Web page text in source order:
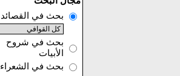
بحث في القصائد
بحث في شروح
الأبيات
بحث في الشعراء